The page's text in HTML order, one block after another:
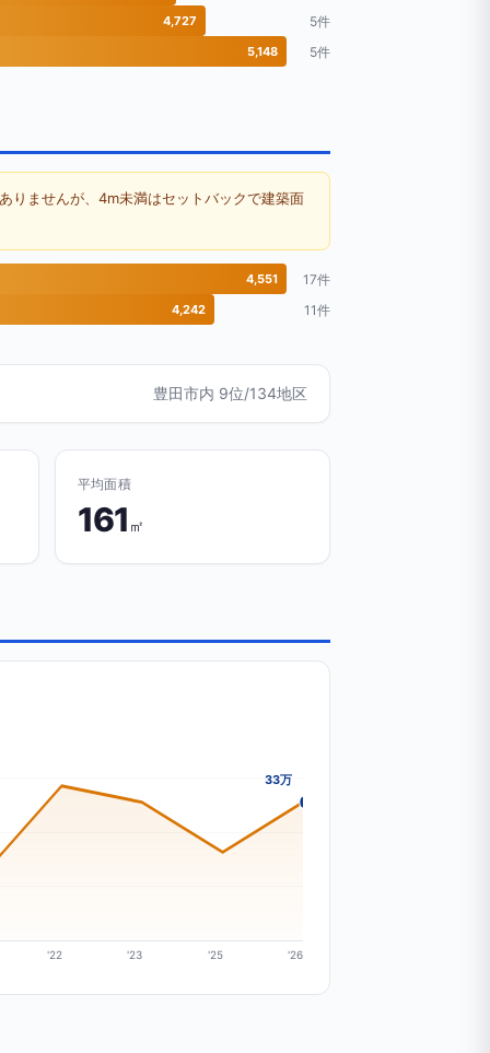
4,727 5件
5,148 5件
りませんが、4m未満はセットバックで建築面
4,551 17件
4,242 11件
豊田市内 9位/134地区
平均面積
161 ㎡
33万
'22 '23 '25 '26